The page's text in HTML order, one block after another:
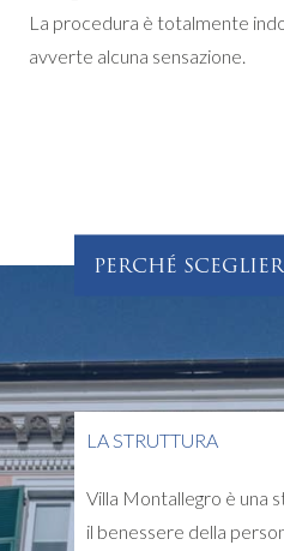
La procedura è totalmente
avverte alcuna sensazione.
PERCHÉ
LA STRUTTURA
Villa Montallegro è una
il benessere della